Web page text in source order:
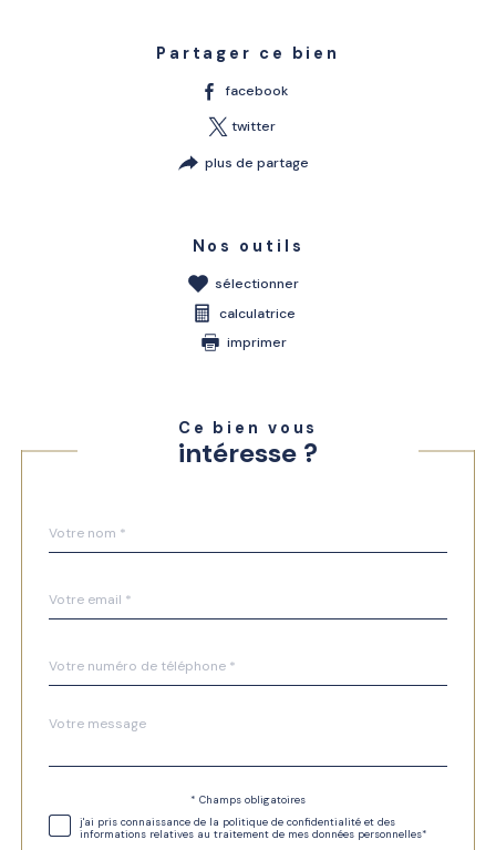
Partager ce bien
facebook
twitter
plus de partage
Nos outils
sélectionner
calculatrice
imprimer
Ce bien vous
intéresse ?
par
*
*
*
Fieldset
Message
*
* Champs obligatoires
j'ai pris connaissance de la politique de confidentialité et des
informations relatives au traitement de mes données personnelles*